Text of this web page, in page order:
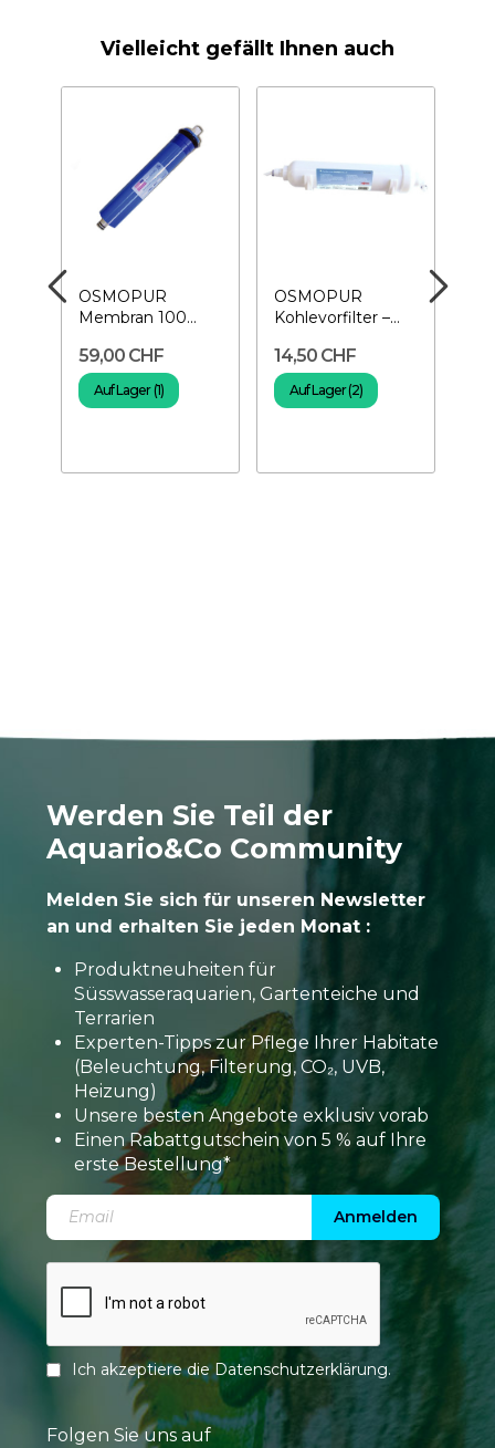
Vielleicht gefällt Ihnen auch
OSMOPUR
Membran 100
Umkehrosmoseanlage
KBO100
59,00 CHF
Auf Lager (1)
OSMOPUR
Kohlevorfilter –
50/75/100
Osmosegerät
14,50 CHF
Auf Lager (2)
Werden Sie Teil der
Aquario&Co Community
Melden Sie sich für unseren Newsletter
an und erhalten Sie jeden Monat :
Produktneuheiten für
Süsswasseraquarien, Gartenteiche und
Terrarien
Experten-Tipps zur Pflege Ihrer Habitate
(Beleuchtung, Filterung, CO₂, UVB,
Heizung)
Unsere besten Angebote exklusiv vorab
Einen Rabattgutschein von 5 % auf Ihre
erste Bestellung*
Anmelden
Ich akzeptiere dieDatenschutzerklärung.
Folgen Sie uns auf